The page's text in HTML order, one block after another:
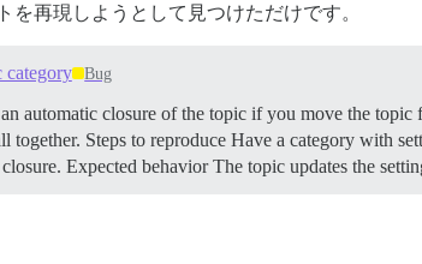
再現しようとして見つけただけです。
category Bug
automatic closure of the topic if you move the topic
together. Steps to reproduce Have a category with
Expected behavior The topic updates the